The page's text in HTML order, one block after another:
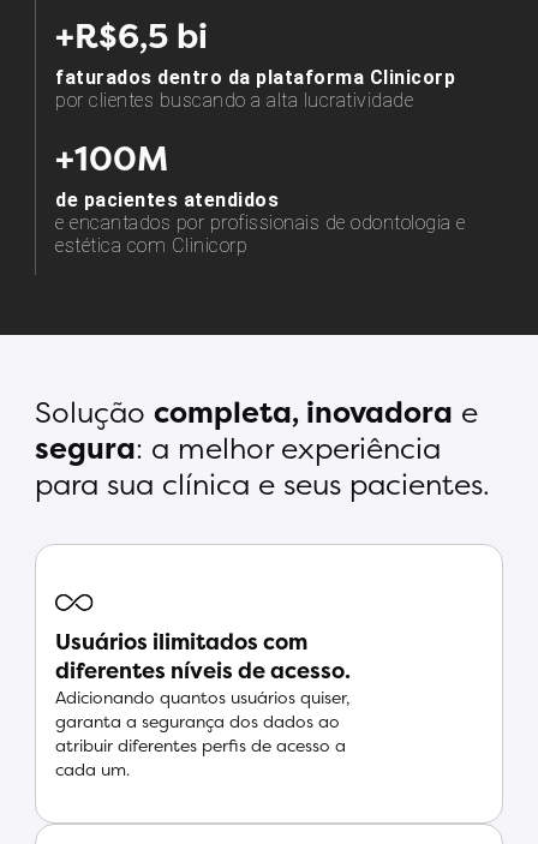
+R$6,5 bi
faturados dentro da plataforma Clinicorp
por clientes buscando a alta lucratividade
+100M
de pacientes atendidos
e encantados por profissionais de odontologia e
estética com Clinicorp
Solução completa, inovadora e
segura: a melhor experiência
para sua clínica e seus pacientes.
Usuários ilimitados com
diferentes níveis de acesso.
Adicionando quantos usuários quiser,
garanta a segurança dos dados ao
atribuir diferentes perfis de acesso a
cada um.